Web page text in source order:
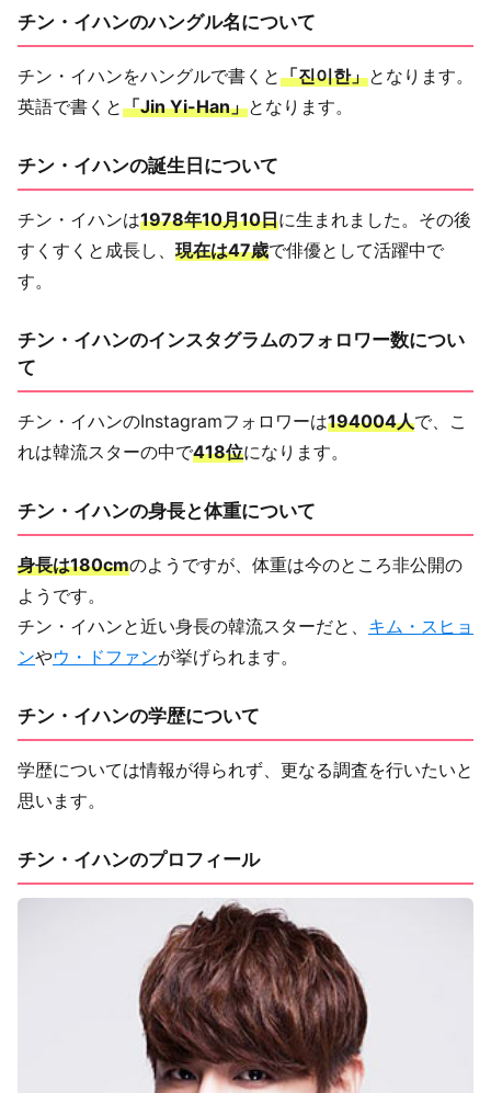
チン・イハンのハングル名について
チン・イハンをハングルで書くと「진이한」となります。
英語で書くと「Jin Yi-Han」となります。
チン・イハンの誕生日について
チン・イハンは1978年10月10日に生まれました。その後
すくすくと成長し、 現在は47歳で俳優として活躍中で
す。
チン・イハンのインスタグラムのフォロワー数につい
て
チン・イハンのInstagramフォロワーは194004人で、こ
れは韓流スターの中で418位になります。
チン・イハンの身長と体重について
身長は180cmのようですが、体重は今のところ非公開の
ようです。
チン・イハンと近い身長の韓流スターだと、 キム・スヒョ
ンやウ・ドファンが挙げられます。
チン・イハンの学歴について
学歴については情報が得られず、更なる調査を行いたいと
思います。
チン・イハンのプロフィール